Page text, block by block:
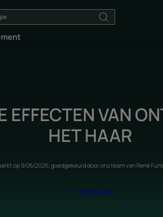
EFFECTEN VAN
HET HAAR
op9/06/2026, goedgekeurd doorons team van René
Blond haar